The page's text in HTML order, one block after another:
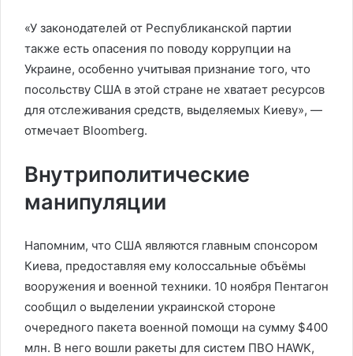
«У законодателей от Республиканской партии
также есть опасения по поводу коррупции на
Украине, особенно учитывая признание того, что
посольству США в этой стране не хватает ресурсов
для отслеживания средств, выделяемых Киеву», —
отмечает Bloomberg.
Внутриполитические
манипуляции
Напомним, что США являются главным спонсором
Киева, предоставляя ему колоссальные объёмы
вооружения и военной техники. 10 ноября Пентагон
сообщил о выделении украинской стороне
очередного пакета военной помощи на сумму $400
млн. В него вошли ракеты для систем ПВО HAWK,